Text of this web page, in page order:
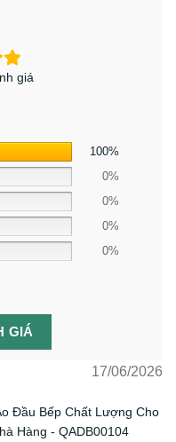
giá
100%
0%
0%
0%
0%
GIÁ
17/06/2026
Đầu Bếp Chất Lượng Cho
Hàng - QADB00104